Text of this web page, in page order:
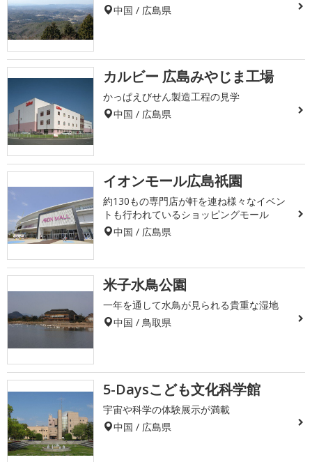
中国 / 広島県
カルビー 広島みやじま工場
かっぱえびせん製造工程の見学
中国 / 広島県
イオンモール広島祇園
約130もの専門店が軒を連ね様々なイベン
トも行われているショッピングモール
中国 / 広島県
米子水鳥公園
一年を通して水鳥が見られる貴重な湿地
中国 / 鳥取県
5-Daysこども文化科学館
宇宙や科学の体験展示が満載
中国 / 広島県